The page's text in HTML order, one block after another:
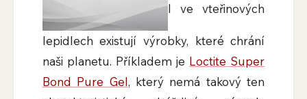
I ve vteřinových
lepidlech existují výrobky, které chrání
naši planetu. Příkladem je Loctite Super
Bond Pure Gel, který nemá takový ten